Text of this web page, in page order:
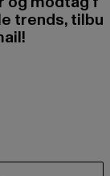
trends, tilbu